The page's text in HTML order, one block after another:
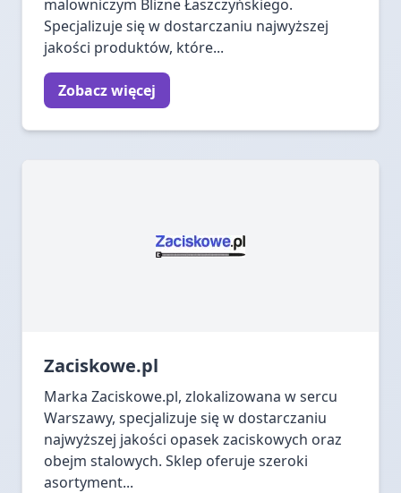
malowniczym Blizne Łaszczyńskiego.
Specjalizuje się w dostarczaniu najwyższej
jakości produktów, które...
Zobacz więcej
Zaciskowe.pl
Marka Zaciskowe.pl, zlokalizowana w sercu
Warszawy, specjalizuje się w dostarczaniu
najwyższej jakości opasek zaciskowych oraz
obejm stalowych. Sklep oferuje szeroki
asortyment...